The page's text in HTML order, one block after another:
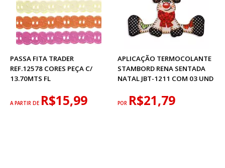
PASSA FITA TRADER
REF.12578 CORES PEÇA C/
13.70MTS FL
A PARTIR DE R$15,99
APLICAÇÃO TERMOCOLANTE
STAMBORD RENA SENTADA
NATAL JBT-1211 COM 03 UND
POR R$21,79